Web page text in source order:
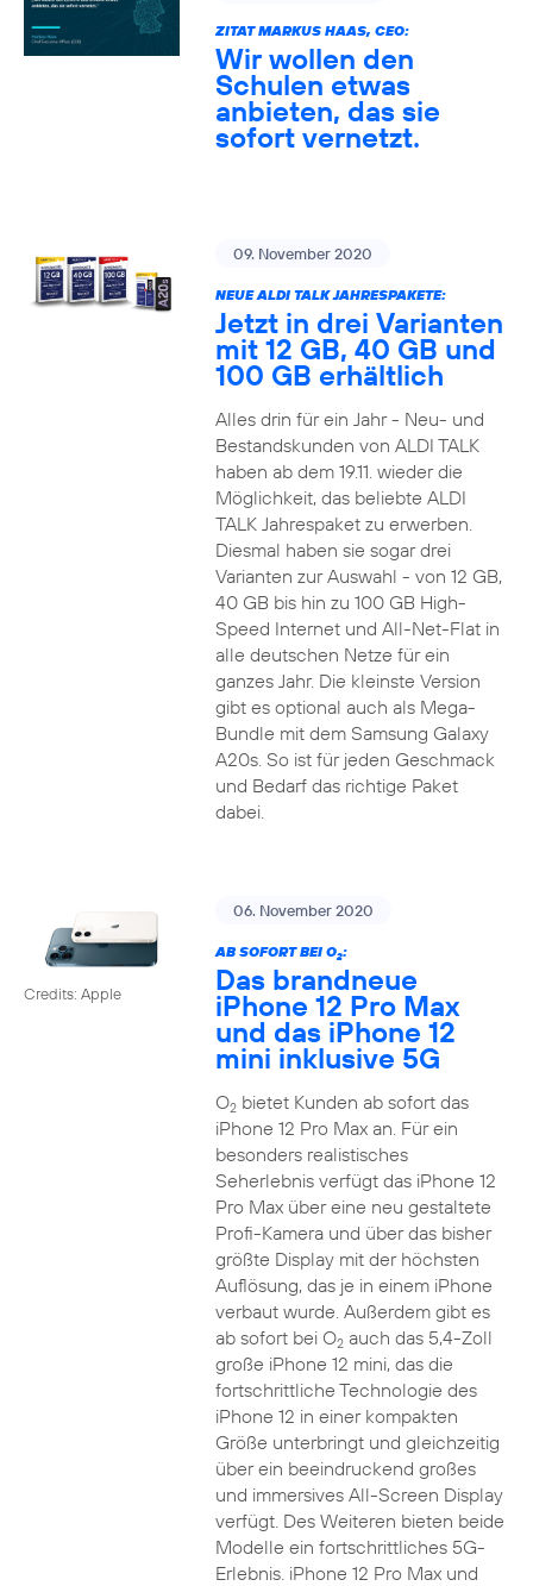
ZITAT MARKUS HAAS, CEO:
Wir wollen den
Schulen etwas
anbieten, das sie
sofort vernetzt.
09. November 2020
NEUE ALDI TALK JAHRESPAKETE:
Jetzt in drei Varianten
mit 12 GB, 40 GB und
100 GB erhältlich
Alles drin für ein Jahr - Neu- und
Bestandskunden von ALDI TALK
haben ab dem 19.11. wieder die
Möglichkeit, das beliebte ALDI
TALK Jahrespaket zu erwerben.
Diesmal haben sie sogar drei
Varianten zur Auswahl - von 12 GB,
40 GB bis hin zu 100 GB High-
Speed Internet und All-Net-Flat in
alle deutschen Netze für ein
ganzes Jahr. Die kleinste Version
gibt es optional auch als Mega-
Bundle mit dem Samsung Galaxy
A20s. So ist für jeden Geschmack
und Bedarf das richtige Paket
dabei.
Credits: Apple
06. November 2020
AB SOFORT BEI O2:
Das brandneue
iPhone 12 Pro Max
und das iPhone 12
mini inklusive 5G
O2bietet Kunden ab sofort das
iPhone 12 Pro Max an. Für ein
besonders realistisches
Seherlebnis verfügt das iPhone 12
Pro Max über eine neu gestaltete
Profi-Kamera und über das bisher
größte Display mit der höchsten
Auflösung, das je in einem iPhone
verbaut wurde. Außerdem gibt es
ab sofort bei O2auch das 5,4-Zoll
große iPhone 12 mini, das die
fortschrittliche Technologie des
iPhone 12 in einer kompakten
Größe unterbringt und gleichzeitig
über ein beeindruckend großes
und immersives All-Screen Display
verfügt. Des Weiteren bieten beide
Modelle ein fortschrittliches 5G-
Erlebnis. iPhone 12 Pro Max und